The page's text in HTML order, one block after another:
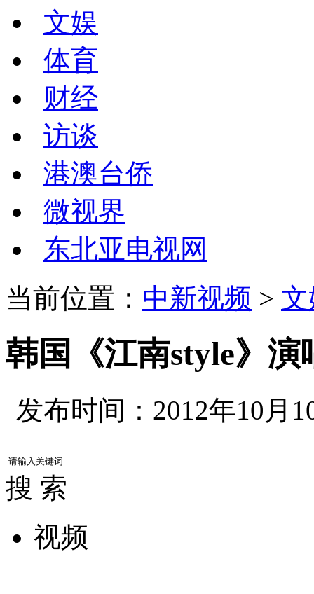
文娱
体育
财经
访谈
港澳台侨
微视界
东北亚电视网
当前位置： 中新视频 >
韩国《江南style》演
发布时间：2012年10月
搜 索
视频